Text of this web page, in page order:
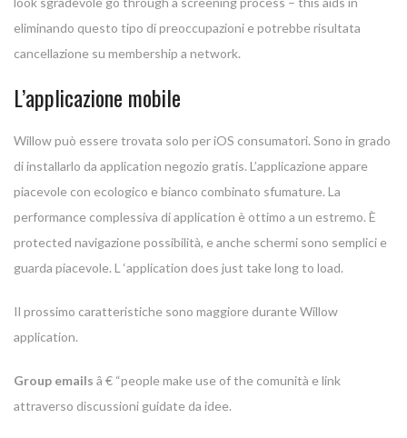
eliminando questo tipo di preoccupazioni e potrebbe risultata
cancellazione su membership a network.
L’applicazione mobile
Willow può essere trovata solo per iOS consumatori. Sono in grado
di installarlo da application negozio gratis. L’applicazione appare
piacevole con ecologico e bianco combinato sfumature. La
performance complessiva di application è ottimo a un estremo. È
protected navigazione possibilità, e anche schermi sono semplici e
guarda piacevole. L ‘application does just take long to load.
Il prossimo caratteristiche sono maggiore durante Willow
application.
Group emails â € “people make use of the comunità e link
attraverso discussioni guidate da idee.